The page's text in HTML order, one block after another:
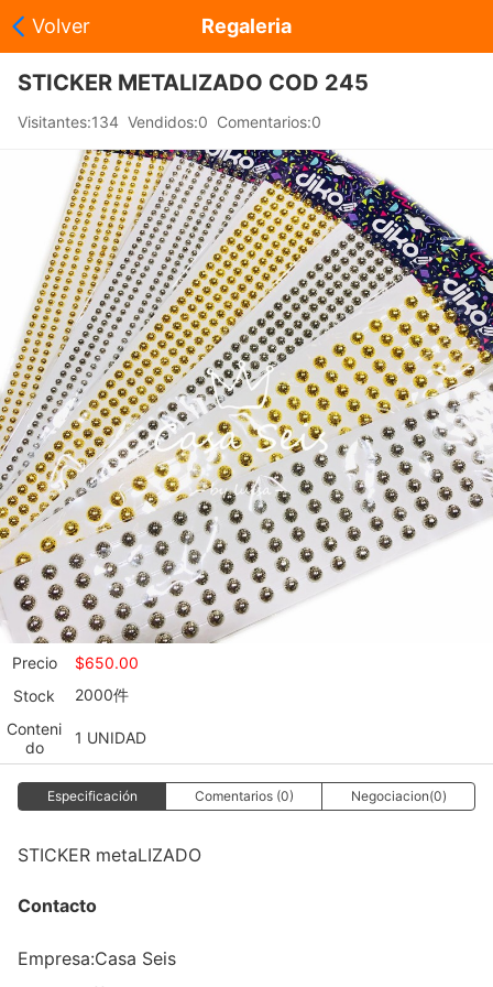
Volver Regaleria
Agregar a mi carrito Compartir|ProductosInicio
ales
STICKER METALIZADO COD 245
Visitantes:134 Vendidos:0 Comentarios:0
Precio $650.00
Stock
2000件
Conteni
do
1 UNIDAD
Especificación Comentarios (0) Negociacion(0)
STICKER metaLIZADO
Contacto
Empresa:Casa Seis